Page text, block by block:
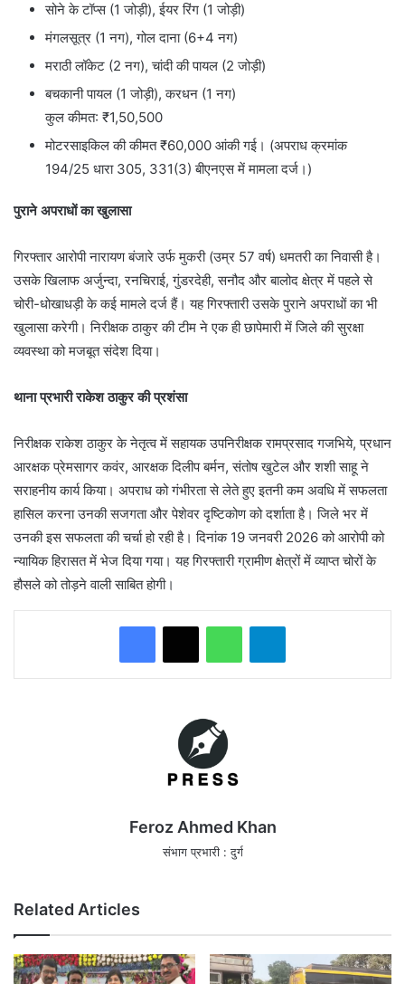
सोने के टॉप्स (1 जोड़ी), ईयर रिंग (1 जोड़ी)
मंगलसूत्र (1 नग), गोल दाना (6+4 नग)
मराठी लॉकेट (2 नग), चांदी की पायल (2 जोड़ी)
बचकानी पायल (1 जोड़ी), करधन (1 नग)
कुल कीमत: ₹1,50,500
मोटरसाइकिल की कीमत ₹60,000 आंकी गई। (अपराध क्रमांक
194/25 धारा 305, 331(3) बीएनएस में मामला दर्ज।)
पुराने अपराधों का खुलासा
गिरफ्तार आरोपी नारायण बंजारे उर्फ मुकरी (उम्र 57 वर्ष) धमतरी का निवासी है।
उसके खिलाफ अर्जुन्दा, रनचिराई, गुंडरदेही, सनौद और बालोद क्षेत्र में पहले से
चोरी-धोखाधड़ी के कई मामले दर्ज हैं। यह गिरफ्तारी उसके पुराने अपराधों का भी
खुलासा करेगी। निरीक्षक ठाकुर की टीम ने एक ही छापेमारी में जिले की सुरक्षा
व्यवस्था को मजबूत संदेश दिया।
थाना प्रभारी राकेश ठाकुर की प्रशंसा
निरीक्षक राकेश ठाकुर के नेतृत्व में सहायक उपनिरीक्षक रामप्रसाद गजभिये, प्रधान
आरक्षक प्रेमसागर कवंर, आरक्षक दिलीप बर्मन, संतोष खुटेल और शशी साहू ने
सराहनीय कार्य किया। अपराध को गंभीरता से लेते हुए इतनी कम अवधि में सफलता
हासिल करना उनकी सजगता और पेशेवर दृष्टिकोण को दर्शाता है। जिले भर में
उनकी इस सफलता की चर्चा हो रही है। दिनांक 19 जनवरी 2026 को आरोपी को
न्यायिक हिरासत में भेज दिया गया। यह गिरफ्तारी ग्रामीण क्षेत्रों में व्याप्त चोरों के
हौसले को तोड़ने वाली साबित होगी।
Feroz Ahmed Khan
संभाग प्रभारी : दुर्ग
Related Articles